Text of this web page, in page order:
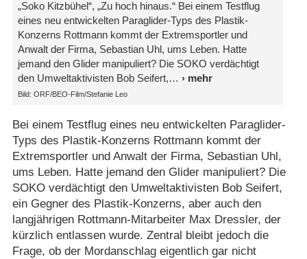
„Soko Kitzbühel“, „Zu hoch hinaus.“ Bei einem Testflug
eines neu entwickelten Paraglider-Typs des Plastik-
Konzerns Rottmann kommt der Extremsportler und
Anwalt der Firma, Sebastian Uhl, ums Leben. Hatte
jemand den Glider manipuliert? Die SOKO verdächtigt
den Umweltaktivisten Bob Seifert,
Bild: ORF/BEO-Film/Stefanie Leo
Bei einem Testflug eines neu entwickelten Paraglider-
Typs des Plastik-Konzerns Rottmann kommt der
Extremsportler und Anwalt der Firma, Sebastian Uhl,
ums Leben. Hatte jemand den Glider manipuliert? Die
SOKO verdächtigt den Umweltaktivisten Bob Seifert,
ein Gegner des Plastik-Konzerns, aber auch den
langjährigen Rottmann-Mitarbeiter Max Dressler, der
kürzlich entlassen wurde. Zentral bleibt jedoch die
Frage, ob der Mordanschlag eigentlich gar nicht